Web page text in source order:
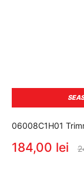
06008C1H01
184,00 lei